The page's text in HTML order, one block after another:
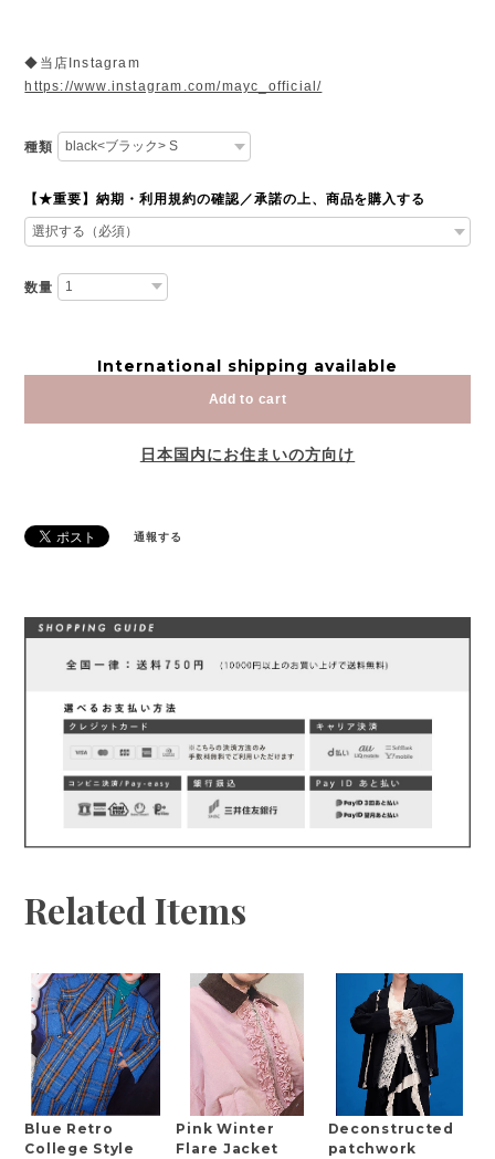
◆当店Instagram
https://www.instagram.com/mayc_official/
種類
【★重要】納期・利用規約の確認／承諾の上、商品を購入する
数量
International shipping available
Add to cart
日本国内にお住まいの方向け
通報する
Related Items
Blue Retro
College Style
Pink Winter
Flare Jacket
Deconstructed
patchwork